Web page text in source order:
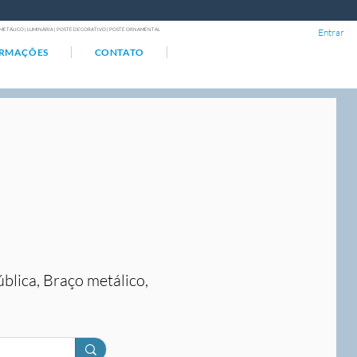
| LUMINÁRIA | POSTE DECORATIVO | POSTE ORNAMENTAL
CONTATO
Entrar
Braço metálico,